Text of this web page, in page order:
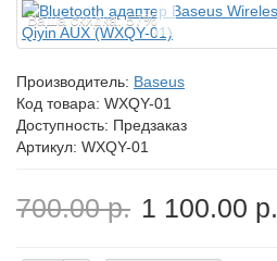
Ваша скидка: 57%
Производитель: Baseus
Код товара: WXQY-01
Доступность: Предзаказ
Артикул: WXQY-01
700.00 р. 1 100.00 р.